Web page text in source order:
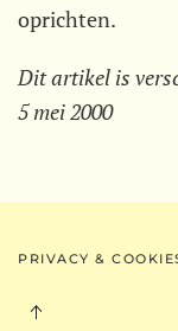
oprichten.
Dit artikel is
5 mei 2000
PRIVACY &